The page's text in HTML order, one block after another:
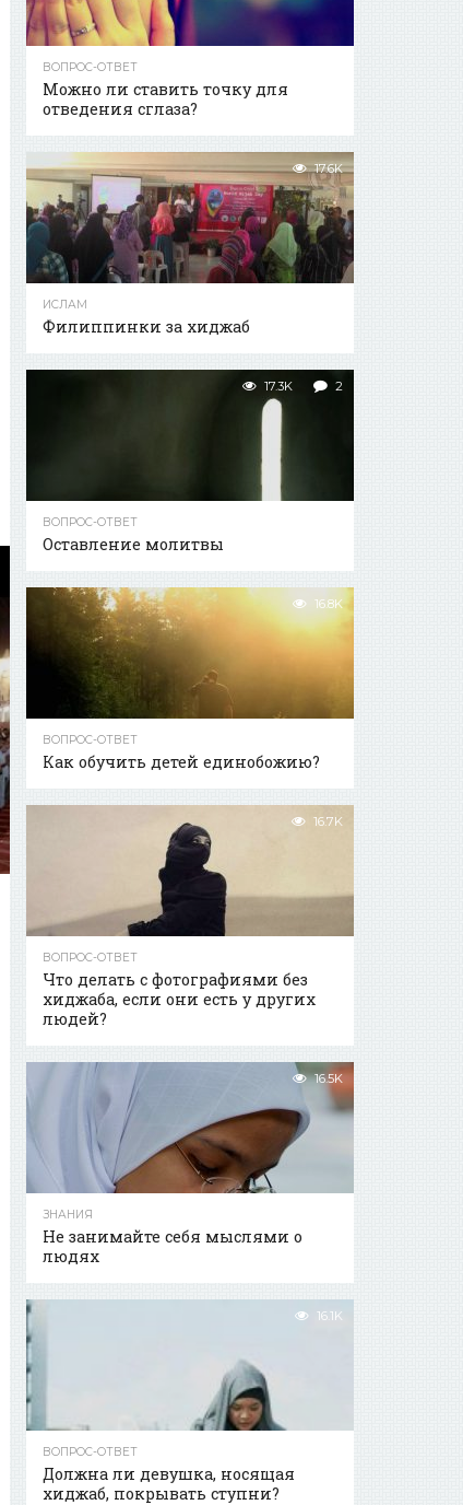
ВОПРОС-ОТВЕТ
Можно ли ставить точку для
отведения сглаза?
17.6K
ИСЛАМ
Филиппинки за хиджаб
17.3K 2
ВОПРОС-ОТВЕТ
Оставление молитвы
16.8K
ВОПРОС-ОТВЕТ
Как обучить детей единобожию?
16.7K
ВОПРОС-ОТВЕТ
Что делать с фотографиями без
хиджаба, если они есть у других
людей?
16.5K
ЗНАНИЯ
Не занимайте себя мыслями о
людях
16.1K
ВОПРОС-ОТВЕТ
Должна ли девушка, носящая
хиджаб, покрывать ступни?